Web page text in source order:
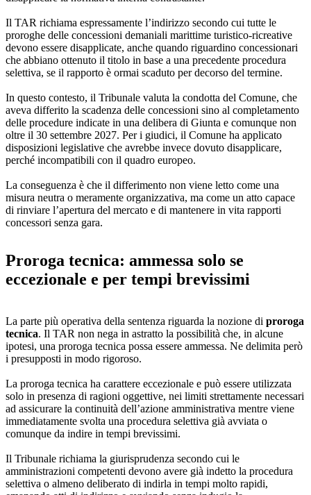
Il TAR richiama espressamente l’indirizzo secondo cui tutte le
proroghe delle concessioni demaniali marittime turistico-ricreative
devono essere disapplicate, anche quando riguardino concessionari
che abbiano ottenuto il titolo in base a una precedente procedura
selettiva, se il rapporto è ormai scaduto per decorso del termine.
In questo contesto, il Tribunale valuta la condotta del Comune, che
aveva differito la scadenza delle concessioni sino al completamento
delle procedure indicate in una delibera di Giunta e comunque non
oltre il 30 settembre 2027. Per i giudici, il Comune ha applicato
disposizioni legislative che avrebbe invece dovuto disapplicare,
perché incompatibili con il quadro europeo.
La conseguenza è che il differimento non viene letto come una
misura neutra o meramente organizzativa, ma come un atto capace
di rinviare l’apertura del mercato e di mantenere in vita rapporti
concessori senza gara.
Proroga tecnica: ammessa solo se
eccezionale e per tempi brevissimi
La parte più operativa della sentenza riguarda la nozione di proroga
tecnica. Il TAR non nega in astratto la possibilità che, in alcune
ipotesi, una proroga tecnica possa essere ammessa. Ne delimita però
i presupposti in modo rigoroso.
La proroga tecnica ha carattere eccezionale e può essere utilizzata
solo in presenza di ragioni oggettive, nei limiti strettamente necessari
ad assicurare la continuità dell’azione amministrativa mentre viene
immediatamente svolta una procedura selettiva già avviata o
comunque da indire in tempi brevissimi.
Il Tribunale richiama la giurisprudenza secondo cui le
amministrazioni competenti devono avere già indetto la procedura
selettiva o almeno deliberato di indirla in tempi molto rapidi,